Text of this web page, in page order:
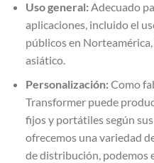
Uso general:Adecuado
aplicaciones, incluido el
públicos en
asiático.
Personalización:Como
Transformer puede
fijos y portátiles según
ofrecemos una variedad
de distribución, podemos